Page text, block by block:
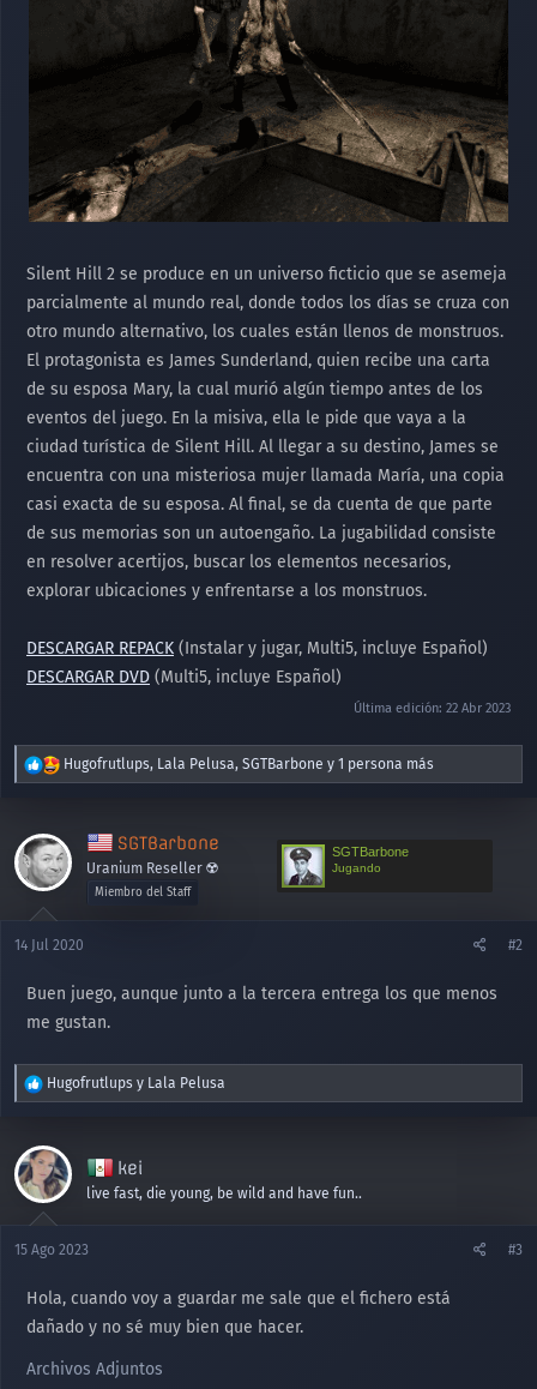
Silent Hill 2 se produce en un universo ficticio que se asemeja
parcialmente al mundo real, donde todos los días se cruza con
otro mundo alternativo, los cuales están llenos de monstruos.
El protagonista es James Sunderland, quien recibe una carta
de su esposa Mary, la cual murió algún tiempo antes de los
eventos del juego. En la misiva, ella le pide que vaya a la
ciudad turística de Silent Hill. Al llegar a su destino, James se
encuentra con una misteriosa mujer llamada María, una copia
casi exacta de su esposa. Al final, se da cuenta de que parte
de sus memorias son un autoengaño. La jugabilidad consiste
en resolver acertijos, buscar los elementos necesarios,
explorar ubicaciones y enfrentarse a los monstruos.
DESCARGAR REPACK (Instalar y jugar, Multi5, incluye Español)
DESCARGAR DVD (Multi5, incluye Español)
Última edición: 22 Abr 2023
R
e
c
i
e
Hugofrutlups, Lala Pelusa, SGTBarbone y 1 persona más
SGTBarbone
Uranium Reseller ☢️
Miembro del Staff
SGTBarbone
Jugando
14 Jul 2020 #2
Buen juego, aunque junto a la tercera entrega los que menos
me gustan.
R
e
c
c
i
o
e
:
Hugofrutlups y Lala Pelusa
kei
live fast, die young, be wild and have fun..
15 Ago 2023 #3
Hola, cuando voy a guardar me sale que el fichero está
dañado y no sé muy bien que hacer.
Archivos Adjuntos